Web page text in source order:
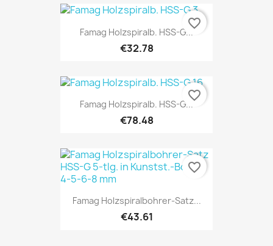
Famag Holzspiralb. HSS-G...
€32.78
favorite_border
Famag Holzspiralb. HSS-G...
€78.48
favorite_border
Famag Holzspiralbohrer-Satz...
€43.61
favorite_border